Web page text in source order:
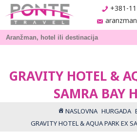
+381-
GRAVITY HOTEL &
SAMRA BAY
NASLOVNA HURGADA
GRAVITY HOTEL & AQUA PARK EX